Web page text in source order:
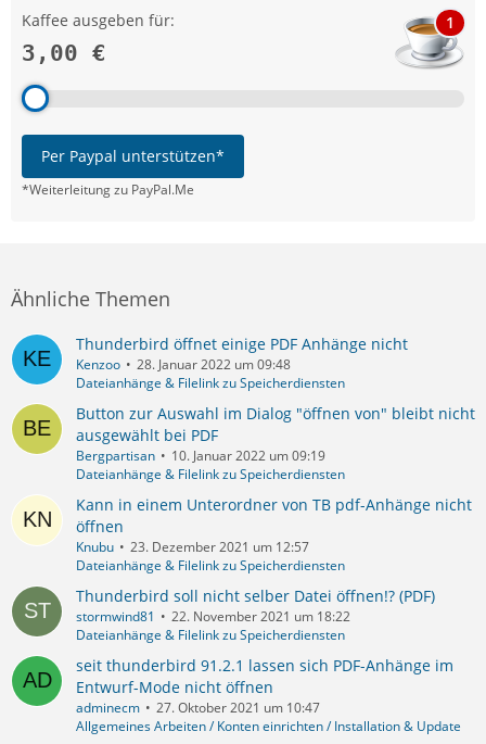
Kaffee ausgeben für:
3,00 €
1
Per Paypal unterstützen*
*Weiterleitung zu PayPal.Me
Ähnliche Themen
Thunderbird öffnet einige PDF Anhänge nicht
Kenzoo
28. Januar 2022 um 09:48
Dateianhänge & Filelink zu Speicherdiensten
Button zur Auswahl im Dialog "öffnen von" bleibt nicht
ausgewählt bei PDF
Bergpartisan
10. Januar 2022 um 09:19
Dateianhänge & Filelink zu Speicherdiensten
Kann in einem Unterordner von TB pdf-Anhänge nicht
öffnen
Knubu
23. Dezember 2021 um 12:57
Dateianhänge & Filelink zu Speicherdiensten
Thunderbird soll nicht selber Datei öffnen!? (PDF)
stormwind81
22. November 2021 um 18:22
Dateianhänge & Filelink zu Speicherdiensten
seit thunderbird 91.2.1 lassen sich PDF-Anhänge im
Entwurf-Mode nicht öffnen
adminecm
27. Oktober 2021 um 10:47
Allgemeines Arbeiten / Konten einrichten / Installation & Update